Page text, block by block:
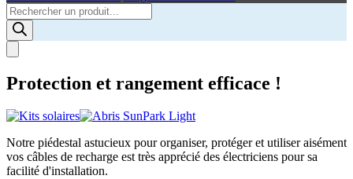
Products
search
Protection et rangement efficace !
Notre piédestal astucieux pour organiser, protéger et utiliser aisément
vos câbles de recharge est très apprécié des électriciens pour sa
facilité d'installation.